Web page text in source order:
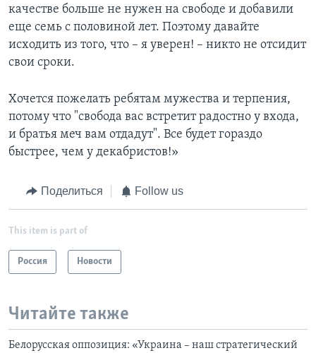
качестве больше не нужен на свободе и добавили
еще семь с половиной лет. Поэтому давайте
исходить из того, что – я уверен! – никто не отсидит
свои сроки.
Хочется пожелать ребятам мужества и терпения,
потому что "свобода вас встретит радостно у входа,
и братья меч вам отдадут". Все будет гораздо
быстрее, чем у декабристов!»
Поделиться Follow us
This item is part of
Россия Новости
Читайте также
Белорусская оппозиция: «Украина – наш стратегический